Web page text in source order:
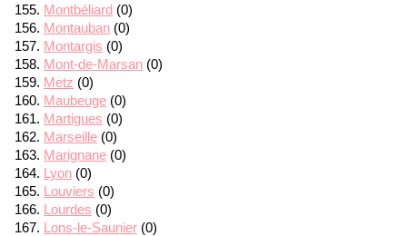
Montbéliard (0)
Montauban (0)
Montargis (0)
Mont-de-Marsan (0)
Metz (0)
Maubeuge (0)
Martigues (0)
Marseille (0)
Marignane (0)
Lyon (0)
Louviers (0)
Lourdes (0)
Lons-le-Saunier (0)